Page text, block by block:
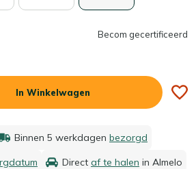
Becom gecertificeerd
In Winkelwagen
Binnen 5 werkdagen bezorgd
Direct af te halen in Almelo